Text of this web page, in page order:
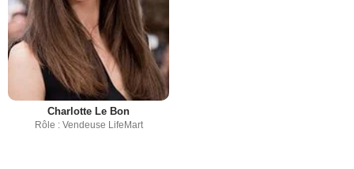
Charlotte Le Bon
Rôle : Vendeuse LifeMart